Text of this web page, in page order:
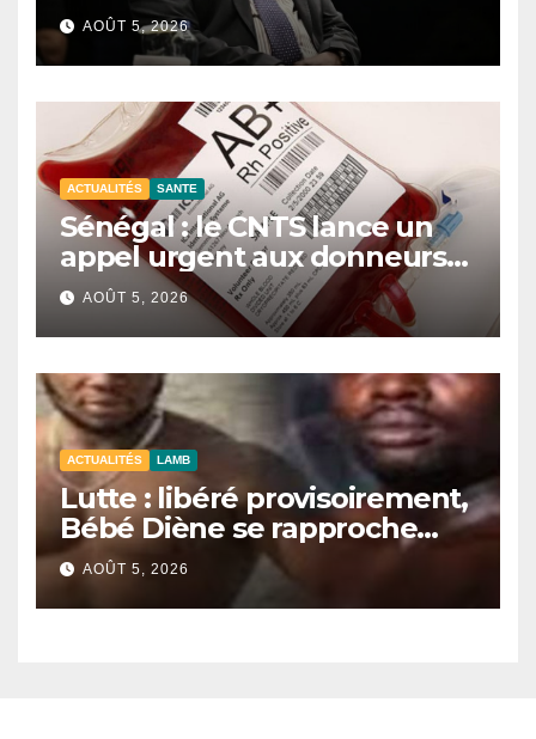
contre le terrorisme
AOÛT 5, 2026
ACTUALITÉS SANTE
Sénégal : le CNTS lance un
appel urgent aux donneurs
face à une pénurie de sang.
AOÛT 5, 2026
ACTUALITÉS LAMB
Lutte : libéré provisoirement,
Bébé Diène se rapproche
d’un combat contre Zarco.
AOÛT 5, 2026